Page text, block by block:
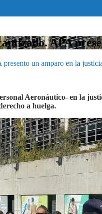
APA
un amparo en la
Aeronáutico- en la
a huelga.